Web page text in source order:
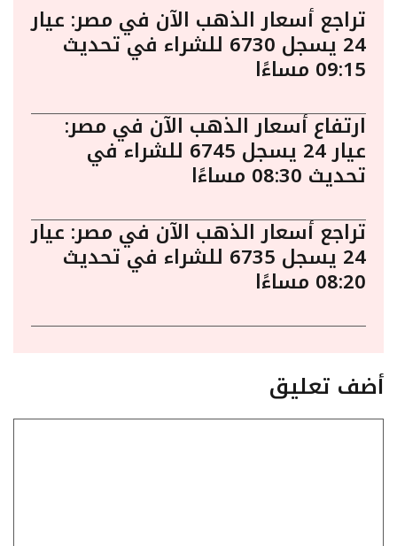
تراجع أسعار الذهب الآن في مصر: عيار
24 يسجل 6730 للشراء في تحديث
09:15 مساءًا
ارتفاع أسعار الذهب الآن في مصر:
عيار 24 يسجل 6745 للشراء في
تحديث 08:30 مساءًا
تراجع أسعار الذهب الآن في مصر: عيار
24 يسجل 6735 للشراء في تحديث
08:20 مساءًا
أضف تعليق